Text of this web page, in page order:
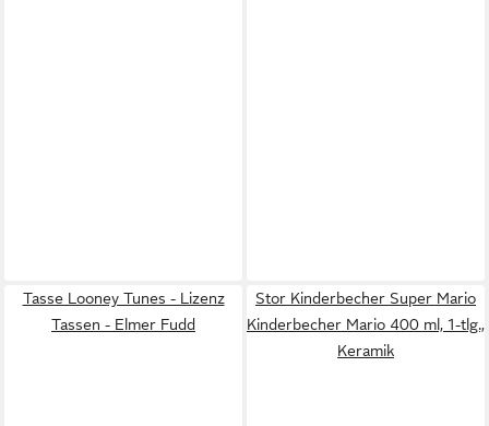
Tasse Looney Tunes - Lizenz
Tassen - Elmer Fudd
Stor Kinderbecher Super Mario
Kinderbecher Mario 400 ml, 1-tlg.,
Keramik